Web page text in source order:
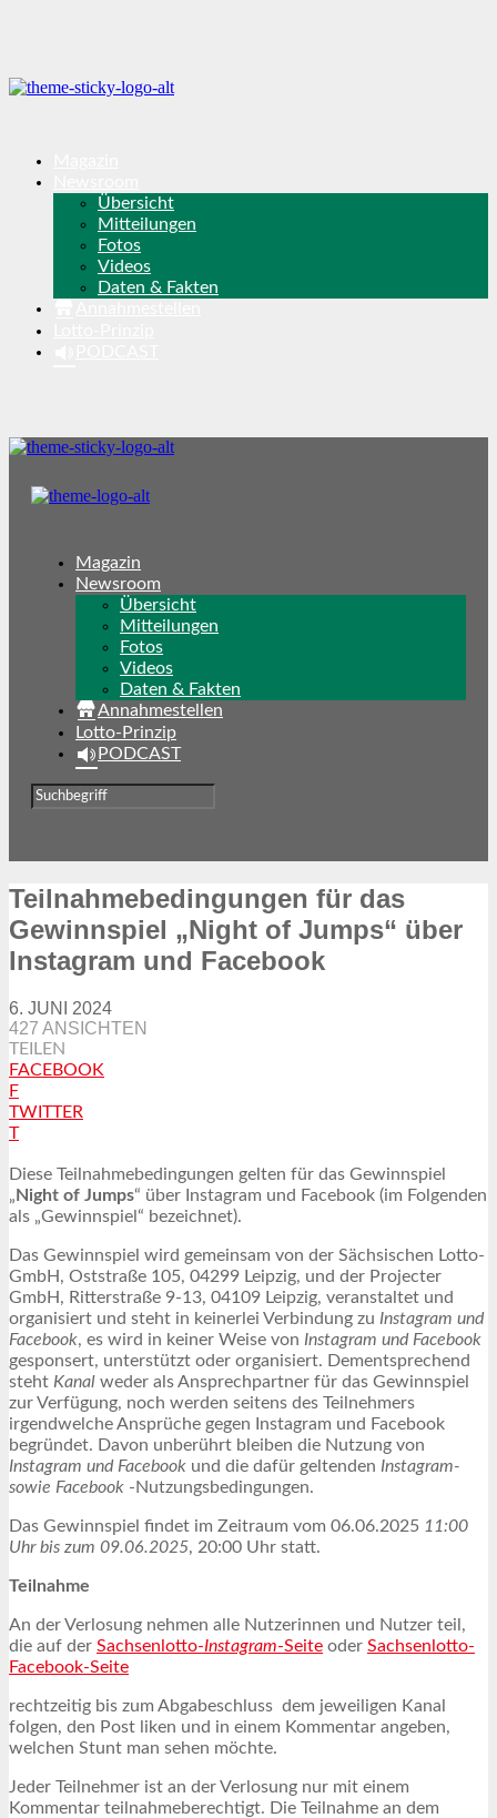
Übersicht
Mitteilungen
Fotos
Videos
Daten & Fakten
Magazin
Newsroom
Übersicht
Mitteilungen
Fotos
Videos
Daten & Fakten
Annahmestellen
Lotto-Prinzip
PODCAST
Teilnahmebedingungen für das
Gewinnspiel „Night of Jumps“ über
Instagram und Facebook
6. JUNI 2024
427 ANSICHTEN
TEILEN
FACEBOOK
F
TWITTER
T
Diese Teilnahmebedingungen gelten für das Gewinnspiel
„ Night of Jumps“ über Instagram und Facebook (im Folgenden
als „Gewinnspiel“ bezeichnet).
Das Gewinnspiel wird gemeinsam von der Sächsischen Lotto-
GmbH, Oststraße 105, 04299 Leipzig, und der Projecter
GmbH, Ritterstraße 9-13, 04109 Leipzig, veranstaltet und
organisiert und steht in keinerlei Verbindung zu Instagram und
Facebook, es wird in keiner Weise von Instagram und Facebook
gesponsert, unterstützt oder organisiert. Dementsprechend
steht Kanal weder als Ansprechpartner für das Gewinnspiel
zur Verfügung, noch werden seitens des Teilnehmers
irgendwelche Ansprüche gegen Instagram und Facebook
begründet. Davon unberührt bleiben die Nutzung von
Instagram und Facebook und die dafür geltenden Instagram-
sowie Facebook -Nutzungsbedingungen.
Das Gewinnspiel findet im Zeitraum vom 06.06.2025 11:00
Uhr bis zum 09.06.2025, 20:00 Uhr statt.
Teilnahme
An der Verlosung nehmen alle Nutzerinnen und Nutzer teil,
die auf der Sachsenlotto-Instagram-Seite oder Sachsenlotto-
Facebook-Seite
rechtzeitig bis zum Abgabeschluss dem jeweiligen Kanal
folgen, den Post liken und in einem Kommentar angeben,
welchen Stunt man sehen möchte.
Jeder Teilnehmer ist an der Verlosung nur mit einem
Kommentar teilnahmeberechtigt. Die Teilnahme an dem